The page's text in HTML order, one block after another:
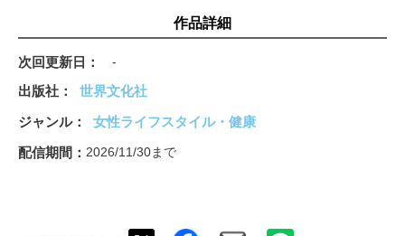
ひとりで みんなで 飾れるおりがみ
様々な園の工夫から学ぶ 環境構成のポイント
カツリキの エブリデイうたあそび
0・1・2歳児の運動あそび
0・1・2歳児からできる みんなのわらべうたあそび
柴田愛子 保育のホンネ
どの子も受け止め みんながうれしい インクルーシブ保育
作品詳細
次回更新日 -
出版社
世界文化社
ジャンル
女性ライフスタイル・健康
配信期間
2026/11/30まで